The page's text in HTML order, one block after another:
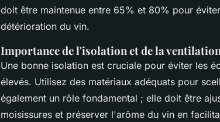
doit être maintenue entre 65% et 80% pour
détérioration du vin.
Importance de l'isolation et de la ventilation
Une bonne isolation est cruciale pour éviter les
élevés. Utilisez des matériaux adéquats pour
également un rôle fondamental ; elle doit être
moisissures et préserver l'arôme du vin en